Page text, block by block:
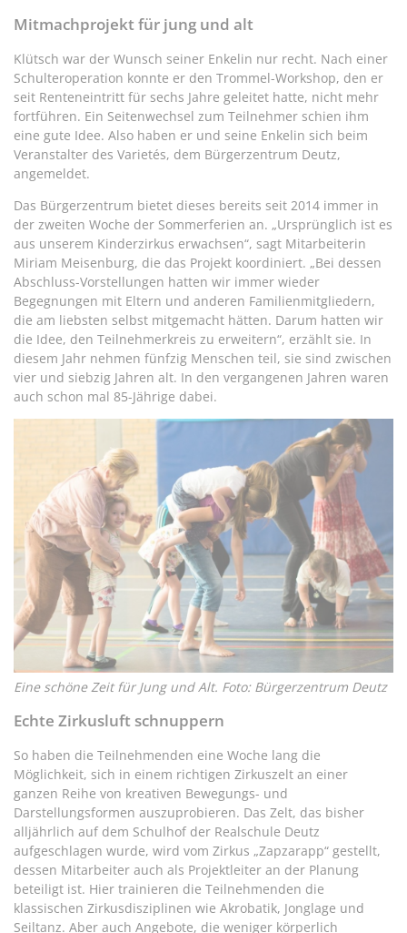
Mitmachprojekt für jung und alt
Klütsch war der Wunsch seiner Enkelin nur recht. Nach einer
Schulteroperation konnte er den Trommel-Workshop, den er
seit Renteneintritt für sechs Jahre geleitet hatte, nicht mehr
fortführen. Ein Seitenwechsel zum Teilnehmer schien ihm
eine gute Idee. Also haben er und seine Enkelin sich beim
Veranstalter des Varietés, dem Bürgerzentrum Deutz,
angemeldet.
Das Bürgerzentrum bietet dieses bereits seit 2014 immer in
der zweiten Woche der Sommerferien an. „Ursprünglich ist es
aus unserem Kinderzirkus erwachsen“, sagt Mitarbeiterin
Miriam Meisenburg, die das Projekt koordiniert. „Bei dessen
Abschluss-Vorstellungen hatten wir immer wieder
Begegnungen mit Eltern und anderen Familienmitgliedern,
die am liebsten selbst mitgemacht hätten. Darum hatten wir
die Idee, den Teilnehmerkreis zu erweitern“, erzählt sie. In
diesem Jahr nehmen fünfzig Menschen teil, sie sind zwischen
vier und siebzig Jahren alt. In den vergangenen Jahren waren
auch schon mal 85-Jährige dabei.
Eine schöne Zeit für Jung und Alt. Foto: Bürgerzentrum Deutz
Echte Zirkusluft schnuppern
So haben die Teilnehmenden eine Woche lang die
Möglichkeit, sich in einem richtigen Zirkuszelt an einer
ganzen Reihe von kreativen Bewegungs- und
Darstellungsformen auszuprobieren. Das Zelt, das bisher
alljährlich auf dem Schulhof der Realschule Deutz
aufgeschlagen wurde, wird vom Zirkus „Zapzarapp“ gestellt,
dessen Mitarbeiter auch als Projektleiter an der Planung
beteiligt ist. Hier trainieren die Teilnehmenden die
klassischen Zirkusdisziplinen wie Akrobatik, Jonglage und
Seiltanz. Aber auch Angebote, die weniger körperlich